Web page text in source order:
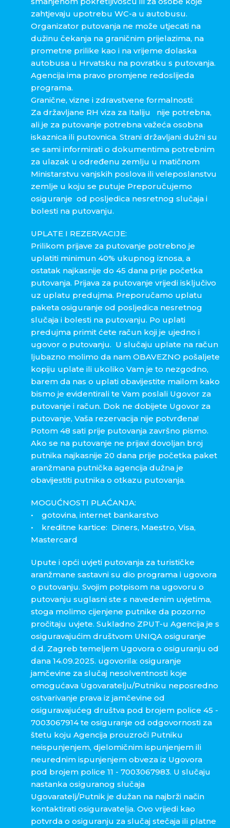
zahtjevaju upotrebu WC-a u autobusu.
Organizator putovanja ne može utjecati na
dužinu čekanja na graničnim prijelazima, na
prometne prilike kao i na vrijeme dolaska
autobusa u Hrvatsku na povratku s putovanja.
Agencija ima pravo promjene redoslijeda
programa.
Granične, vizne i zdravstvene formalnosti:
Za državljane RH viza za Italiju nije potrebna,
ali je za putovanje potrebna važeća osobna
iskaznica ili putovnica. Strani državljani dužni su
se sami informirati o dokumentima potrebnim
za ulazak u određenu zemlju u matičnom
Ministarstvu vanjskih poslova ili veleposlanstvu
zemlje u koju se putuje Preporučujemo
osiguranje od posljedica nesretnog slučaja i
bolesti na putovanju.
UPLATE I REZERVACIJE:
Prilikom prijave za putovanje potrebno je
uplatiti minimun 40% ukupnog iznosa, a
ostatak najkasnije do 45 dana prije početka
putovanja. Prijava za putovanje vrijedi isključivo
uz uplatu predujma. Preporučamo uplatu
paketa osiguranje od posljedica nesretnog
slučaja i bolesti na putovanju. Po uplati
predujma primit ćete račun koji je ujedno i
ugovor o putovanju. U slučaju uplate na račun
ljubazno molimo da nam OBAVEZNO pošaljete
kopiju uplate ili ukoliko Vam je to nezgodno,
barem da nas o uplati obavijestite mailom kako
bismo je evidentirali te Vam poslali Ugovor za
putovanje i račun. Dok ne dobijete Ugovor za
putovanje, Vaša rezervacija nije potvrđena!
Potom 48 sati prije putovanja završno pismo.
Ako se na putovanje ne prijavi dovoljan broj
putnika najkasnije 20 dana prije početka paket
aranžmana putnička agencija dužna je
obavijestiti putnika o otkazu putovanja.
MOGUĆNOSTI PLAĆANJA:
• gotovina, internet bankarstvo
• kreditne kartice: Diners, Maestro, Visa,
Mastercard
Upute i opći uvjeti putovanja za turističke
aranžmane sastavni su dio programa i ugovora
o putovanju. Svojim potpisom na ugovoru o
putovanju suglasni ste s navedenim uvjetima,
stoga molimo cijenjene putnike da pozorno
pročitaju uvjete. Sukladno ZPUT-u Agencija je s
osiguravajućim društvom UNIQA osiguranje
d.d. Zagreb temeljem Ugovora o osiguranju od
dana 14.09.2025. ugovorila: osiguranje
jamčevine za slučaj nesolventnosti koje
omogućava Ugovaratelju/Putniku neposredno
ostvarivanje prava iz jamčevine od
osiguravajućeg društva pod brojem police 45 -
7003067914 te osiguranje od odgovornosti za
štetu koju Agencija prouzroči Putniku
neispunjenjem, djelomičnim ispunjenjem ili
neurednim ispunjenjem obveza iz Ugovora
pod brojem police 11 - 7003067983. U slučaju
nastanka osiguranog slučaja
Ugovaratelj/Putnik je dužan na najbrži način
kontaktirati osiguravatelja. Ovo vrijedi kao
potvrda o osiguranju za slučaj stečaja ili platne